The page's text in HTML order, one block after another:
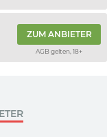
ZUM ANBIETER
AGB gelten, 18+